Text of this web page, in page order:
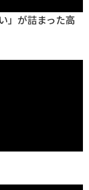
」が詰まった高